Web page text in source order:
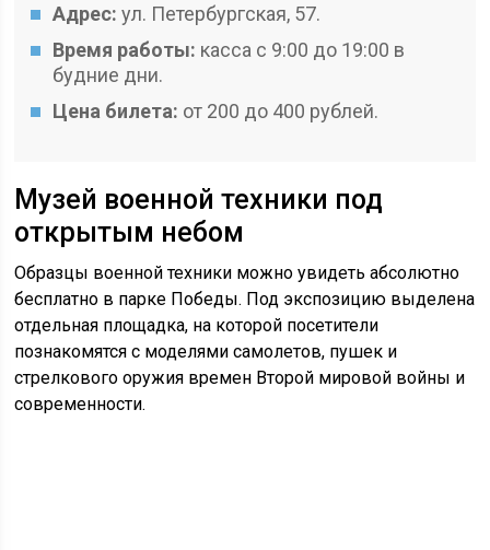
Адрес: ул. Петербургская, 57.
Время работы: касса с 9:00 до 19:00 в
будние дни.
Цена билета: от 200 до 400 рублей.
Музей военной техники под
открытым небом
Образцы военной техники можно увидеть абсолютно
бесплатно в парке Победы. Под экспозицию выделена
отдельная площадка, на которой посетители
познакомятся с моделями самолетов, пушек и
стрелкового оружия времен Второй мировой войны и
современности.